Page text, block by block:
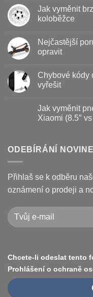
textu
s
koloběžky
kdy
jak
prodloužit
životnost
Jak vyměnit
koloběžce
u
textu
s
vyměnit
brzdové
destičky
na
koloběžce
Nejčastější
opravit
u
textu
s
poruchy
koloběžek
Kugoo
opravit
Chybové kódy
vyřešit
textu
s
displeje
Xiaomi
Pro
a
jak
je
Jak vyměnit
Xiaomi (8.5″
textu
s
vyměnit
pneumatiku
na
elektrokoloběžce
(8.5″
vs
10″,
duše
ODEBÍRÁNÍ
Přihlaš se k odběru
oznámení o prodeji a
Chcete-li odeslat tento
Prohlášení o ochraně